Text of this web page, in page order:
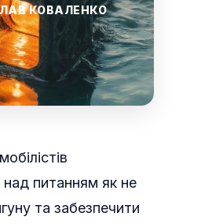
КОВАЛЕНКО
питанням як не
та забезпечити